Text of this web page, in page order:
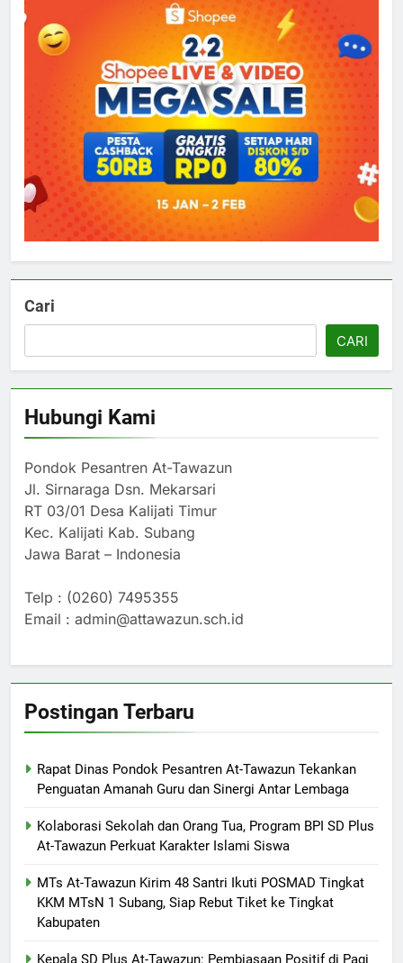
Cari
CARI
Hubungi Kami
Pondok Pesantren At-Tawazun
Jl. Sirnaraga Dsn. Mekarsari
RT 03/01 Desa Kalijati Timur
Kec. Kalijati Kab. Subang
Jawa Barat – Indonesia
Telp : (0260) 7495355
Email : admin@attawazun.sch.id
Postingan Terbaru
Rapat Dinas Pondok Pesantren At-Tawazun Tekankan
Penguatan Amanah Guru dan Sinergi Antar Lembaga
Kolaborasi Sekolah dan Orang Tua, Program BPI SD Plus
At-Tawazun Perkuat Karakter Islami Siswa
MTs At-Tawazun Kirim 48 Santri Ikuti POSMAD Tingkat
KKM MTsN 1 Subang, Siap Rebut Tiket ke Tingkat
Kabupaten
Kepala SD Plus At-Tawazun: Pembiasaan Positif di Pagi